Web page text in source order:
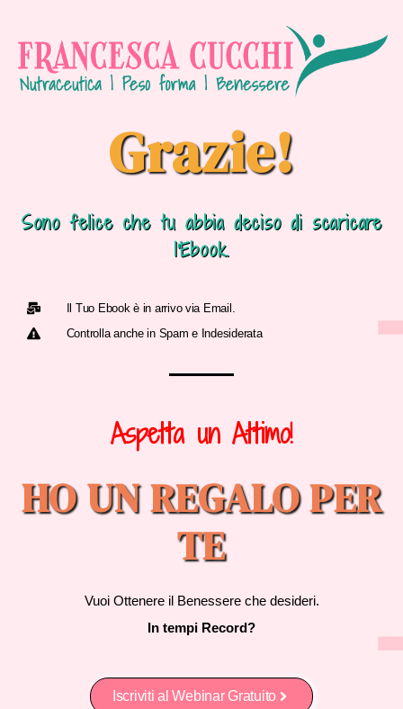
Grazie!
Sono felice che tu abbia deciso di scaricare
l’Ebook.
Il Tuo Ebook è in arrivo via Email.
Controlla anche in Spam e Indesiderata
Aspetta un Attimo!
HO UN REGALO PER
TE
Vuoi Ottenere il Benessere che desideri.
In tempi Record?
Iscriviti al Webinar Gratuito